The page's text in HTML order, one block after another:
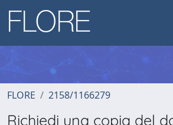
FLORE 2158/1166279
Richiedi una copia del